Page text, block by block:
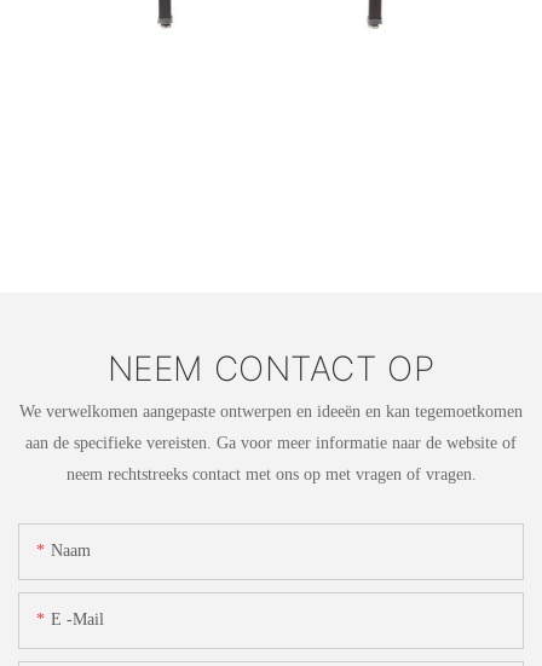
NEEM CONTACT OP
We verwelkomen aangepaste ontwerpen en ideeën en kan tegemoetkomen
aan de specifieke vereisten. Ga voor meer informatie naar de website of
neem rechtstreeks contact met ons op met vragen of vragen.
Naam
E -mail